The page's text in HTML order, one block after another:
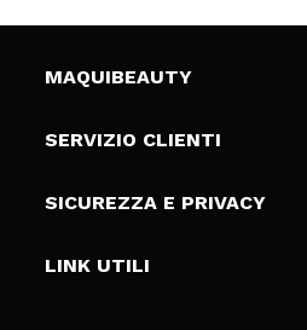
MAQUIBEAUTY
Chi siamo
Gift Cards
SERVIZIO CLIENTI
Spedizioni & Resi
Metodi di pagamamento
SICUREZZA E PRIVACY
Termini e condizioni
LINK UTILI